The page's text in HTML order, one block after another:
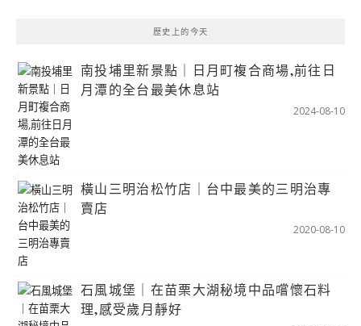
歷史上的今天
南投埔里新景點｜日月町複合商場,前往日
月潭的全台最美休息站
2024-08-10
橫山三明治松竹店｜台中最美的三明治專
賣店
2020-08-10
石風城堡｜在苗栗大湖秘境中品嚐懷石料
理,感受歲月靜好